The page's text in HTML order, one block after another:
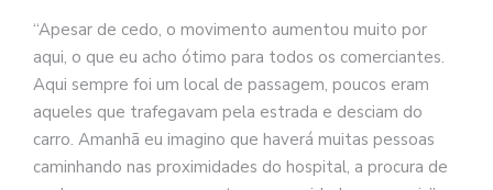
“Apesar de cedo, o movimento aumentou muito por
aqui, o que eu acho ótimo para todos os comerciantes.
Aqui sempre foi um local de passagem, poucos eram
aqueles que trafegavam pela estrada e desciam do
carro. Amanhã eu imagino que haverá muitas pessoas
caminhando nas proximidades do hospital, a procura de